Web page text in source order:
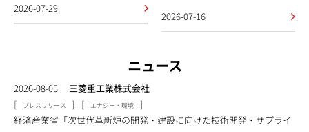
2026-07-29
2026-07-16
ニュース
2026-08-05
三菱重工業株式会社
[
プレスリリース ] [ エナジー・環境
]
経済産業省「次世代革新炉の開発・建設に向けた技術開発・サプライ